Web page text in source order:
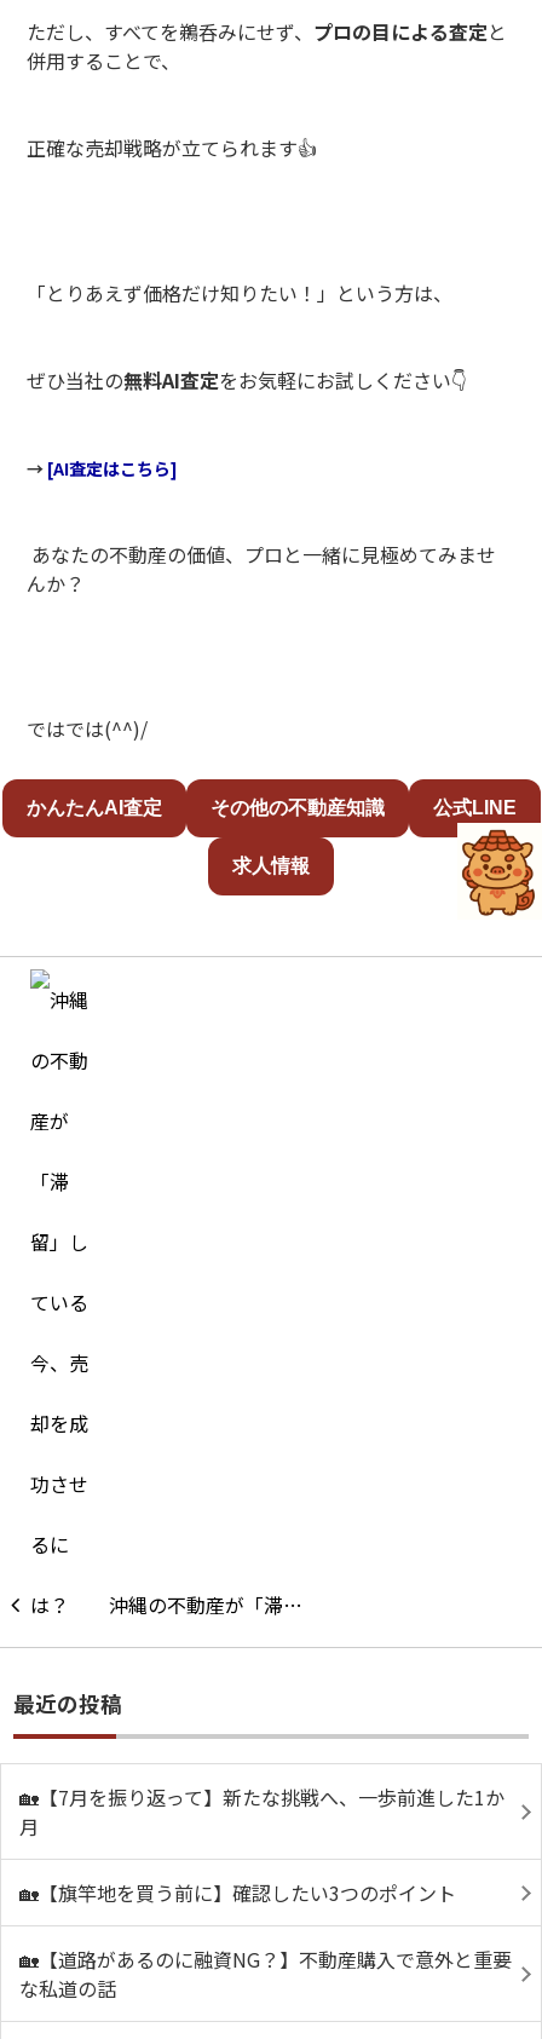
ただし、すべてを鵜呑みにせず、 プロの目による査定と
併用することで、
正確な売却戦略が立てられます👍
「とりあえず価格だけ知りたい！」という方は、
ぜひ当社の無料AI査定をお気軽にお試しください👇
→ [AI査定はこちら]
あなたの不動産の価値、プロと一緒に見極めてみませ
んか？
ではでは(^^)/
かんたんAI査定 その他の不動産知識 公式LINE
求人情報
沖縄の不動産が「滞…
最近の投稿
🏡【7月を振り返って】新たな挑戦へ、一歩前進した1か
月
🏡【旗竿地を買う前に】確認したい3つのポイント
🏡【道路があるのに融資NG？】不動産購入で意外と重要
な私道の話